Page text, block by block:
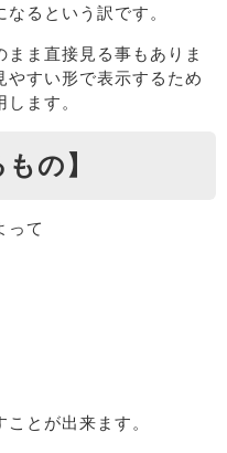
るという訳です。
ま直接見る事もありま
やすい形で表示するため
ます。
の】
って
とが出来ます。